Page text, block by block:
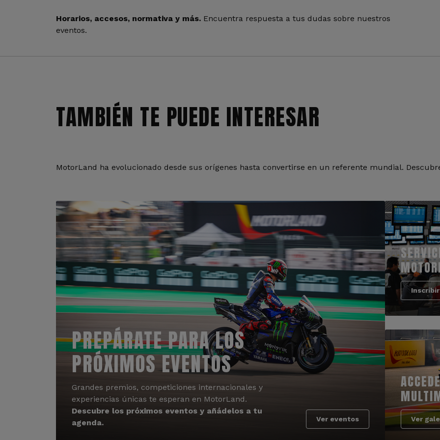
Horarios, accesos, normativa y más. Encuentra respuesta a tus dudas sobre nuestros
eventos.
TAMBIÉN TE PUEDE INTERESAR
MotorLand ha evolucionado desde sus orígenes hasta convertirse en un referente mundial.
PREPÁRATE PARA LOS
PRÓXIMOS EVENTOS
Grandes premios, competiciones internacionales y
experiencias únicas te esperan en MotorLand.
Descubre los próximos eventos y añádelos a tu
agenda.
Ver eventos Ver